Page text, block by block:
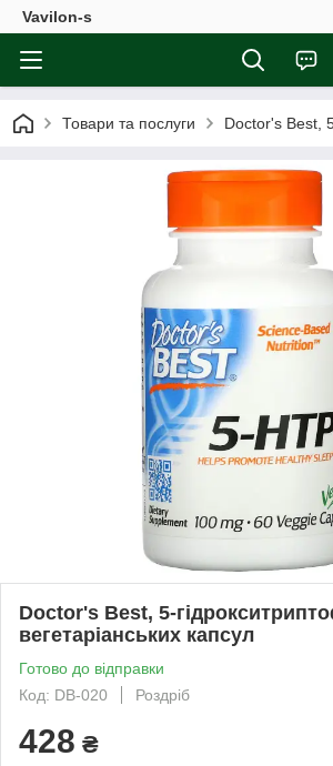
Vavilon-s
Товари та послуги Doctor's Best,
Doctor's Best, 5-
вегетаріанських капсул
Готово до відправки
Код: DB-020
Роздріб
428 ₴